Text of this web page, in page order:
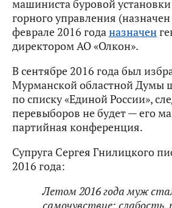
машиниста буровой
горного управления (назначен
феврале 2016 годаназначен
директором АО «Олкон».
В сентябре 2016 года был
Мурманской областной Думы
по списку «Единой России»,
перевыборов не будет — его
партийная конференция.
Супруга Сергея Гнилицкого
2016 года:
Летом 2016 года муж
самочувствие: